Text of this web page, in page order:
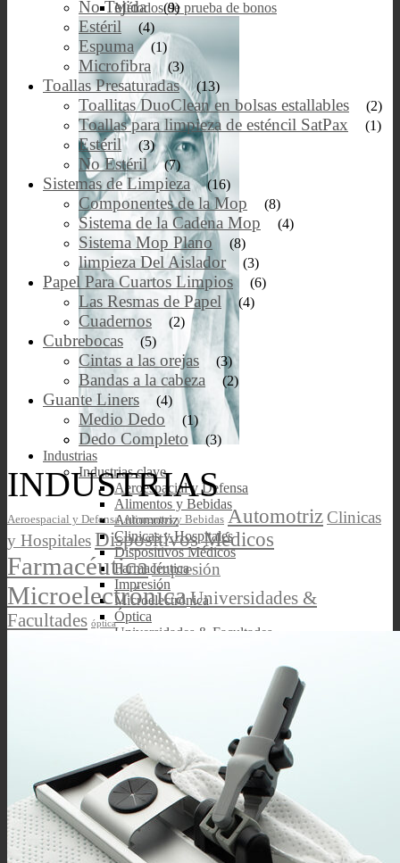
Métodos de prueba de bonos
Industrias
Industrias clave
Aeroespacial y Defensa
Alimentos y Bebidas
Automotriz
Clinicas y Hospitales
Dispositivos Médicos
Farmacéutica
Impresión
Microelectrónica
Óptica
Universidades & Facultades
No Tejida (9)
Estéril (4)
Espuma (1)
Microfibra (3)
Toallas Presaturadas (13)
Toallitas DuoClean en bolsas estallables (2)
Toallas para limpieza de esténcil SatPax (1)
Estéril (3)
No Estéril (7)
Sistemas de Limpieza (16)
Componentes de la Mop (8)
Sistema de la Cadena Mop (4)
Sistema Mop Plano (8)
limpieza Del Aislador (3)
Papel Para Cuartos Limpios (6)
Las Resmas de Papel (4)
Cuadernos (2)
Cubrebocas (5)
Cintas a las orejas (3)
Bandas a la cabeza (2)
Guante Liners (4)
Medio Dedo (1)
Dedo Completo (3)
INDUSTRIAS
Aeroespacial y Defensa Alimentos y Bebidas AutomotrizClinicas
y HospitalesDispositivos Médicos
FarmacéuticaImpresión
MicroelectrónicaUniversidades &
Facultades óptica